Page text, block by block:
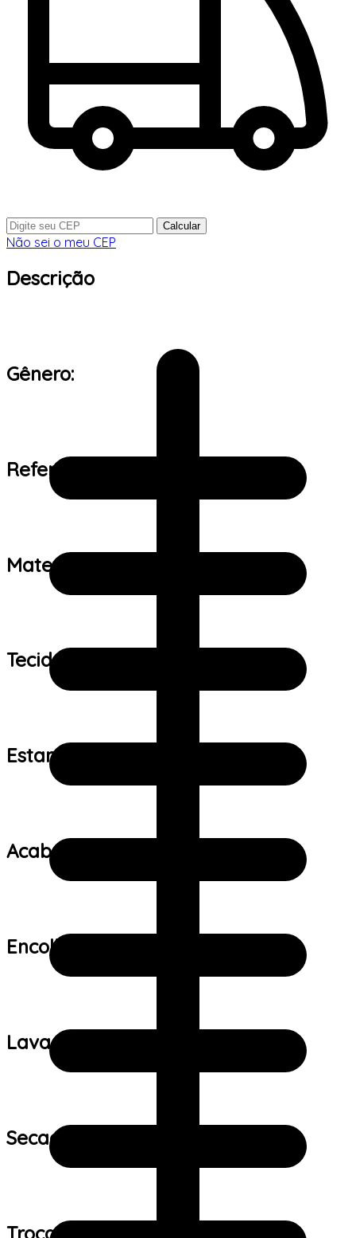
Calcular
Não sei o meu CEP
Descrição
Gênero:
Referência de tamanho:
Material:
Tecido:
Estampa:
Acabamento:
Encolhimento:
Lavagem:
Secagem:
Trocas e devoluções: